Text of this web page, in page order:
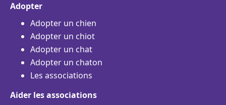
Adopter
Adopter un chien
Adopter un chiot
Adopter un chat
Adopter un chaton
Les associations
Aider les associations